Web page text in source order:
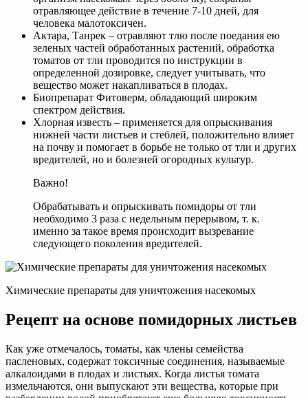
отравляющее действие в течение 7-10 дней, для
человека малотоксичен.
Актара, Танрек – отравляют тлю после поедания ею
зеленых частей обработанных растений, обработка
томатов от тли проводится по инструкции в
определенной дозировке, следует учитывать, что
вещество может накапливаться в плодах.
Биопрепарат Фитоверм, обладающий широким
спектром действия.
Хлорная известь – применяется для опрыскивания
нижней части листьев и стеблей, положительно влияет
на почву и помогает в борьбе не только от тли и других
вредителей, но и болезней огородных культур.
Важно!
Обрабатывать и опрыскивать помидоры от тли
необходимо 3 раза с недельным перерывом, т. к.
именно за такое время происходит вызревание
следующего поколения вредителей.
Химические препараты для уничтожения насекомых
Рецепт на основе помидорных листьев
Как уже отмечалось, томаты, как члены семейства
пасленовых, содержат токсичные соединения, называемые
алкалоидами в плодах и листьях. Когда листья томата
измельчаются, они выпускают эти вещества, которые при